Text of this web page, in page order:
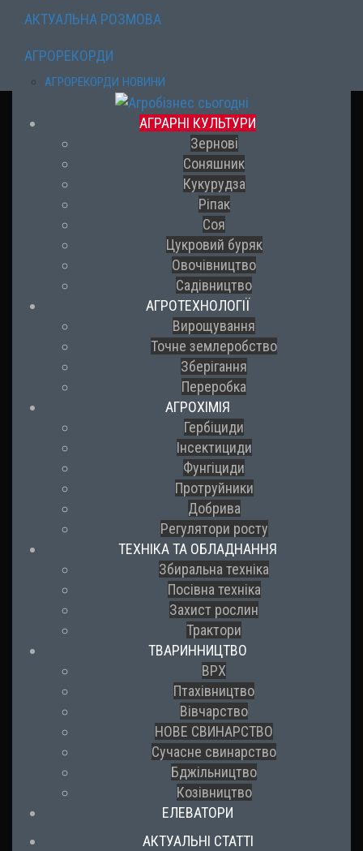
АКТУАЛЬНА РОЗМОВА
АГРОРЕКОРДИ
АГРОРЕКОРДИ НОВИНИ
АГРАРНІ КУЛЬТУРИ
Зернові
Соняшник
Кукурудза
Ріпак
Соя
Цукровий буряк
Овочівництво
Садівництво
АГРОТЕХНОЛОГІЇ
Вирощування
Точне землеробство
Зберігання
Переробка
АГРОХІМІЯ
Гербіциди
Інсектициди
Фунгіциди
Протруйники
Добрива
Регулятори росту
ТЕХНІКА ТА ОБЛАДНАННЯ
Збиральна техніка
Посівна техніка
Захист рослин
Трактори
ТВАРИННИЦТВО
ВРХ
Птахівництво
Вівчарство
НОВЕ СВИНАРСТВО
Сучасне свинарство
Бджільництво
Козівництво
ЕЛЕВАТОРИ
АКТУАЛЬНІ СТАТТІ